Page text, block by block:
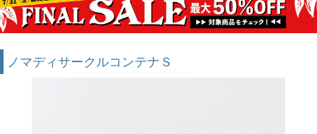
ノマディサークルコンテナＳ